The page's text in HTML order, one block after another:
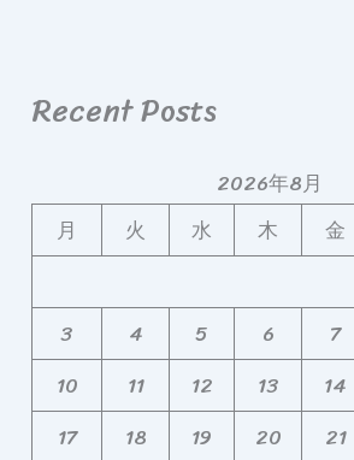
Recent Posts
2026年8月
月
火 水 木 金
3
4 5 6 7
10
11 12 13 14
17
18 19 20 21